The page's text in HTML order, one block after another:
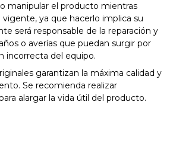
manipular el producto mientras
ya que hacerlo implica su
será responsable de la reparación y
o averías que puedan surgir por
incorrecta del equipo.
garantizan la máxima calidad y
Se recomienda realizar
alargar la vida útil del producto.